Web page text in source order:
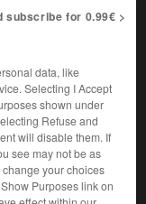
alémanique et
alémanique, il
La Bible lui
David, Judith).
J.-S. Bach, dont la
la forme de deux
du culte qu'il ne
« son grand
cantate,le
subscribe for 0.99€ >
data, like
Selecting I Accept
shown under
Refuse and
will disable them. If
see may not be as
your choices
Purposes link on